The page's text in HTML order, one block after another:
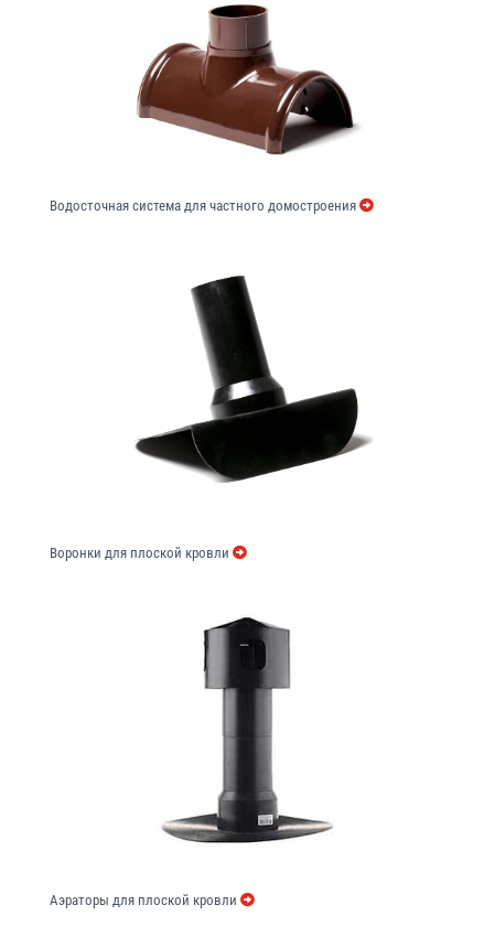
Водосточная система для частного домостроения
Воронки для плоской кровли
Аэраторы для плоской кровли